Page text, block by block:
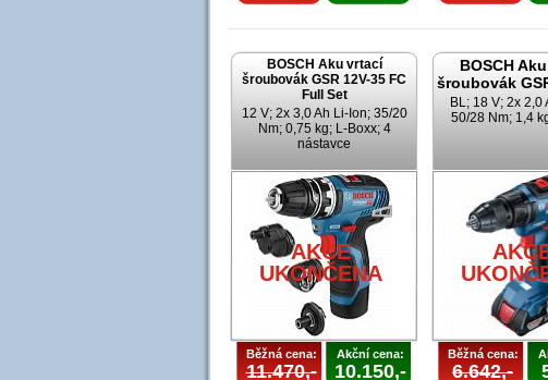
BOSCH Aku vrtací
šroubovák GSR 12V-35 FC
Full Set
12 V; 2x 3,0 Ah Li-Ion; 35/20
Nm; 0,75 kg; L-Boxx; 4
nástavce
AKCE
UKONČENA
Běžná cena:
11.470,-
Akční cena:
10.150,-
BOSCH
šroubovák
BL; 18 V; 2x 2,0
50/28 Nm; 1,4
Běžná cena:
6.642,-